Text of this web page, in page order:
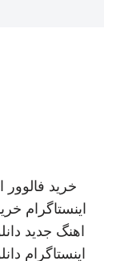
خرید فالوور
اینستاگرام
اهنگ جدید
اینستاگرام